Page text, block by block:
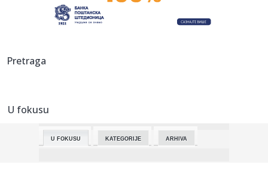
22:33:Netanjahu: Naredio sam vojsci da preuzme kontrolu nad
prvaka Bi...
22:22:
22:10:
Kurti kaže da Kosovu treba 'sveobuhvatna zaštita' kakvu
Pretraga
U fokusu
U FOKUSU KATEGORIJE ARHIVA